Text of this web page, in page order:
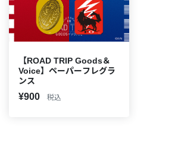
【ROAD TRIP Goods＆
Voice】ペーパーフレグラ
ンス
¥900 税込